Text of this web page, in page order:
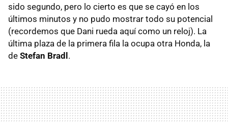
sido segundo, pero lo cierto es que se cayó en los
últimos minutos y no pudo mostrar todo su potencial
(recordemos que Dani rueda aquí como un reloj). La
última plaza de la primera fila la ocupa otra Honda, la
de Stefan Bradl.